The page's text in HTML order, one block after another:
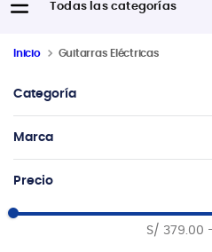
Inicio Guitarras Eléctricas
Categoría
Marca
Squier
Precio
S/ 379.00